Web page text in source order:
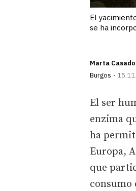
El
se ha
Marta Casado
Burgos
El ser
enzima
ha
Europa,
que
consumo